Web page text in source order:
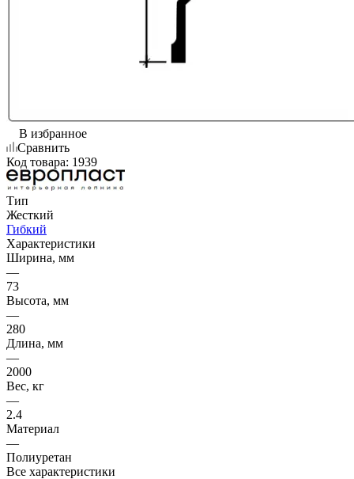
В избранное
Сравнить
Код товара: 1939
Тип
Жесткий
Гибкий
Характеристики
Ширина, мм
—
73
Высота, мм
—
280
Длина, мм
—
2000
Вес, кг
—
2.4
Материал
—
Полиуретан
Все характеристики